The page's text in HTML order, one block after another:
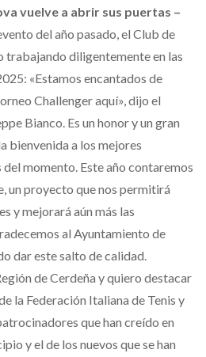
vuelve a abrir sus puertas –
del año pasado, el Club de
trabajando diligentemente en las
«Estamos encantados de
Challenger aquí», dijo el
Bianco. Es un honor y un gran
bienvenida a los mejores
momento. Este año contaremos
un proyecto que nos permitirá
y mejorará aún más las
al Ayuntamiento de
dar este salto de calidad.
de Cerdeña y quiero destacar
la Federación Italiana de Tenis y
que han creído en
y el de los nuevos que se han